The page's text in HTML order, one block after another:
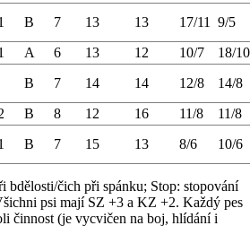
B 7 13 13 17/11
9/5
A 6 13 12 10/7
18/10
B 7 14 14 12/8
14/8
B 8 12 16 11/8
11/8
B 7 15 13 8/6 10/6
čich při spánku; Stop: stopování
psi mají SZ +3 a KZ +2. Každý pes
činnost (je vycvičen na boj, hlídání i